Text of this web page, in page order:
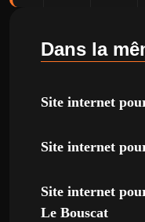
Dans la
Site internet
Site internet
Site internet
Le Bouscat